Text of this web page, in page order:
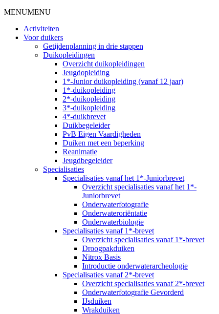
MENUMENU
Activiteiten
Voor duikers
Getijdenplanning in drie stappen
Duikopleidingen
Overzicht duikopleidingen
Jeugdopleiding
1*-Junior duikopleiding (vanaf 12 jaar)
1*-duikopleiding
2*-duikopleiding
3*-duikopleiding
4*-duikbrevet
Duikbegeleider
PvB Eigen Vaardigheden
Duiken met een beperking
Reanimatie
Jeugdbegeleider
Specialisaties
Specialisaties vanaf het 1*-Juniorbrevet
Overzicht specialisaties vanaf het 1*-
Juniorbrevet
Onderwaterfotografie
Onderwateroriëntatie
Onderwaterbiologie
Specialisaties vanaf 1*-brevet
Overzicht specialisaties vanaf 1*-brevet
Droogpakduiken
Nitrox Basis
Introductie onderwaterarcheologie
Specialisaties vanaf 2*-brevet
Overzicht specialisaties vanaf 2*-brevet
Onderwaterfotografie Gevorderd
IJsduiken
Wrakduiken